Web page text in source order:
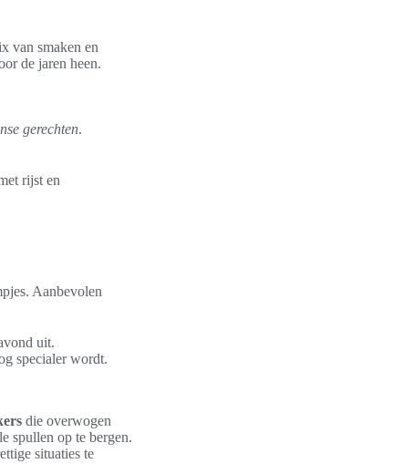
van smaken en
de jaren heen.
gerechten.
rijst en
Aanbevolen
uit.
specialer wordt.
die overwogen
spullen op te bergen.
situaties te